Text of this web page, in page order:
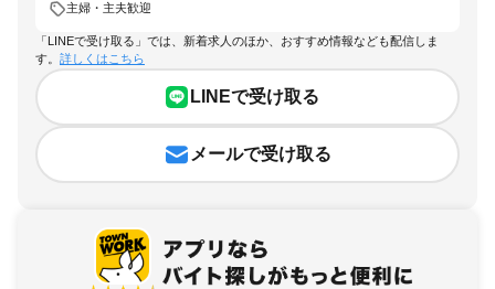
主婦・主夫歓迎
「LINEで受け取る」では、新着求人のほか、おすすめ情報なども配信しま
す。 詳しくはこちら
LINEで受け取る
メールで受け取る